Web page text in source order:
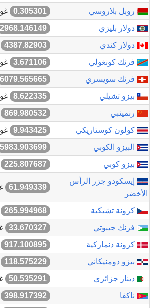
روبل بلاروسي
0.305301
دولار بليزي
2968.146149
دولار كندي
4387.82903
فرنك كونغولي
3.671106
فرنك سويسري
6079.565665
بيزو تشيلي
8.622335
رنمينبي
869.980532
كولون كوستاريكي
9.943425
البيزو الكوبي
5983.903699
بيزو كوبي
225.807687
إيسكودو جزر الرأس
الأخضر
61.949339
كرونة تشيكية 265.994968
فرنك جيبوتي
33.670327
كرونة دنماركية
917.100895
بيزو دومنيكاني
118.575229
دينار جزائري
50.535291
ناكفا
398.917392